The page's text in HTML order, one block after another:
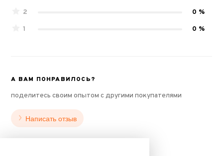
2
0 %
1
0 %
А ВАМ ПОНРАВИЛОСЬ?
поделитесь своим опытом с другими покупателями
Написать отзыв